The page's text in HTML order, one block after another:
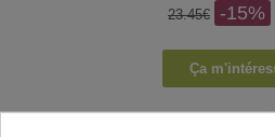
23.45€ -15%
Ça